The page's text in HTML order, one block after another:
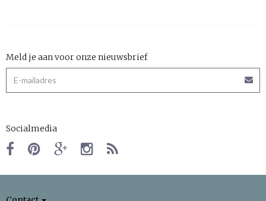
Meld je aan voor onze nieuwsbrief
Socialmedia